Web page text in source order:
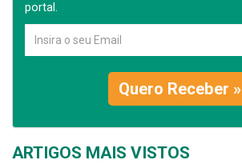
portal.
Quero Receber »
ARTIGOS MAIS VISTOS